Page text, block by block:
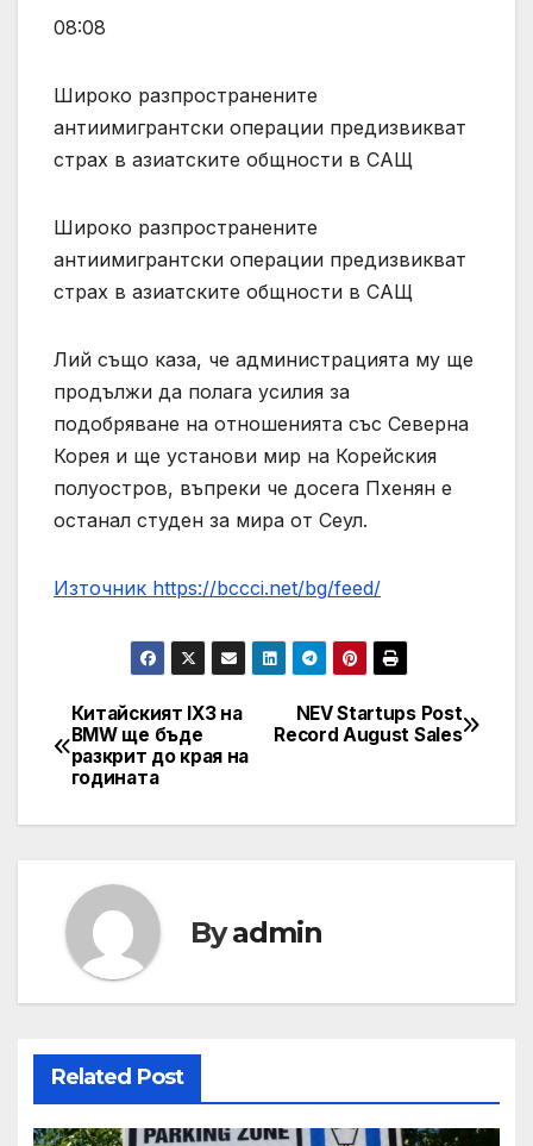
08:08
Широко разпространените
антиимигрантски операции предизвикват
страх в азиатските общности в САЩ
Широко разпространените
антиимигрантски операции предизвикват
страх в азиатските общности в САЩ
Лий също каза, че администрацията му ще
продължи да полага усилия за
подобряване на отношенията със Северна
Корея и ще установи мир на Корейския
полуостров, въпреки че досега Пхенян е
останал студен за мира от Сеул.
Източник https://bccci.net/bg/feed/
Post
navigation
NEV Startups Post
Record August Sales
Китайският IX3 на
BMW ще бъде
разкрит до края на
годината
Byadmin
Related Post